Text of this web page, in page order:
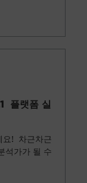
플랫폼 실
요! 차근차근
석가가 될 수